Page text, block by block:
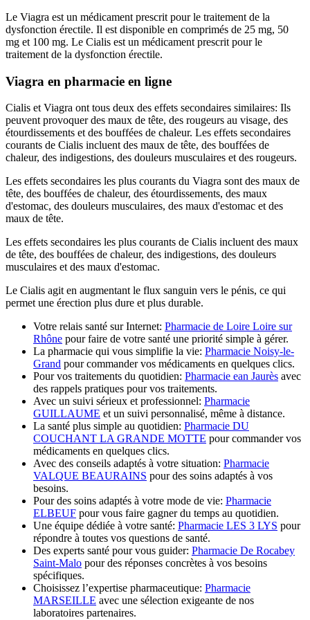
Le Viagra est un médicament prescrit pour le traitement de la
dysfonction érectile. Il est disponible en comprimés de 25 mg, 50
mg et 100 mg. Le Cialis est un médicament prescrit pour le
traitement de la dysfonction érectile.
Viagra en pharmacie en ligne
Cialis et Viagra ont tous deux des effets secondaires similaires: Ils
peuvent provoquer des maux de tête, des rougeurs au visage, des
étourdissements et des bouffées de chaleur. Les effets secondaires
courants de Cialis incluent des maux de tête, des bouffées de
chaleur, des indigestions, des douleurs musculaires et des rougeurs.
Les effets secondaires les plus courants du Viagra sont des maux de
tête, des bouffées de chaleur, des étourdissements, des maux
d'estomac, des douleurs musculaires, des maux d'estomac et des
maux de tête.
Les effets secondaires les plus courants de Cialis incluent des maux
de tête, des bouffées de chaleur, des indigestions, des douleurs
musculaires et des maux d'estomac.
Le Cialis agit en augmentant le flux sanguin vers le pénis, ce qui
permet une érection plus dure et plus durable.
Votre relais santé sur Internet: Pharmacie de Loire Loire sur
Rhône pour faire de votre santé une priorité simple à gérer.
La pharmacie qui vous simplifie la vie: Pharmacie Noisy-le-
Grand pour commander vos médicaments en quelques clics.
Pour vos traitements du quotidien: Pharmacie ean Jaurès avec
des rappels pratiques pour vos traitements.
Avec un suivi sérieux et professionnel: Pharmacie
GUILLAUME et un suivi personnalisé, même à distance.
La santé plus simple au quotidien: Pharmacie DU
COUCHANT LA GRANDE MOTTE pour commander vos
médicaments en quelques clics.
Avec des conseils adaptés à votre situation: Pharmacie
VALQUE BEAURAINS pour des soins adaptés à vos
besoins.
Pour des soins adaptés à votre mode de vie: Pharmacie
ELBEUF pour vous faire gagner du temps au quotidien.
Une équipe dédiée à votre santé: Pharmacie LES 3 LYS pour
répondre à toutes vos questions de santé.
Des experts santé pour vous guider: Pharmacie De Rocabey
Saint-Malo pour des réponses concrètes à vos besoins
spécifiques.
Choisissez l’expertise pharmaceutique: Pharmacie
MARSEILLE avec une sélection exigeante de nos
laboratoires partenaires.